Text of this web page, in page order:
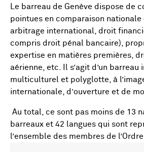
Le barreau de Genève dispose de
pointues en comparaison
arbitrage international, droit
compris droit pénal bancaire),
expertise en matières premières,
aérienne, etc. Il s’agit d’un barreau
multiculturel et polyglotte, à
internationale, d’ouverture et de
Au total, ce sont pas moins de 13
barreaux et 42 langues qui sont
l’ensemble des membres de l’Ordre.